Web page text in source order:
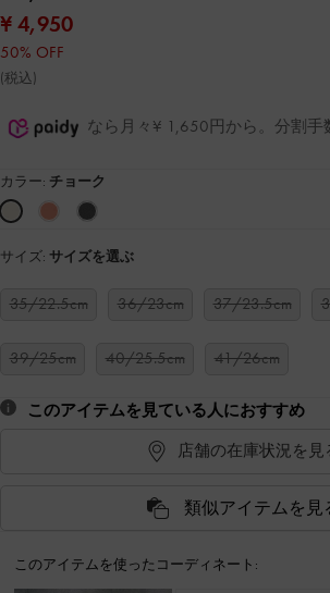
¥ 4,950
50% OFF
(税込)
なら月々¥ 1,650円から。分割手
カラー: チョーク
サイズ: サイズを選ぶ
35/22.5cm 36/23cm 37/23.5cm
39/25cm 40/25.5cm 41/26cm
このアイテムを見ている人におすすめ
店舗の在庫状況を見
類似アイテムを見
このアイテムを使ったコーディネート: